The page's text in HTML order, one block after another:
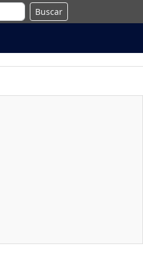
Buscar